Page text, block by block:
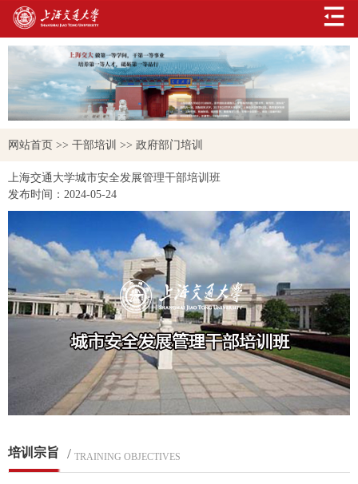
网站首页 >> 干部培训 >> 政府部门培训
上海交通大学城市安全发展管理干部培训班
发布时间： 2024-05-24
培训宗旨 / TRAINING OBJECTIVES